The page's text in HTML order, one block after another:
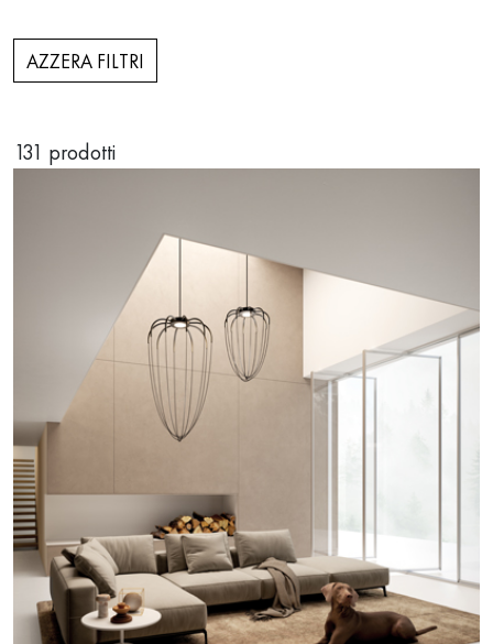
AZZERA FILTRI
131 prodotti